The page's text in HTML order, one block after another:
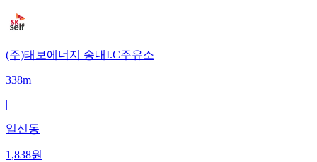
(주)태보에너지 송내I.C주유소
338m
|
일신동
1,838원